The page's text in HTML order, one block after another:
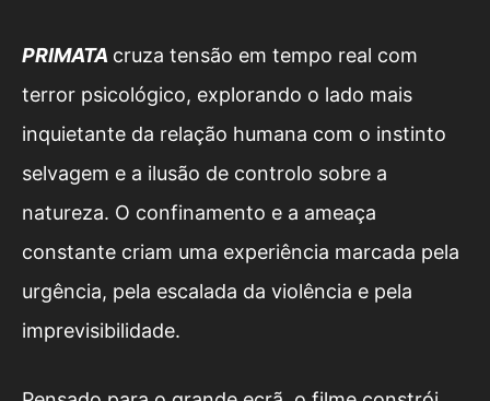
PRIMATA cruza tensão em tempo real com
terror psicológico, explorando o lado mais
inquietante da relação humana com o instinto
selvagem e a ilusão de controlo sobre a
natureza. O confinamento e a ameaça
constante criam uma experiência marcada pela
urgência, pela escalada da violência e pela
imprevisibilidade.